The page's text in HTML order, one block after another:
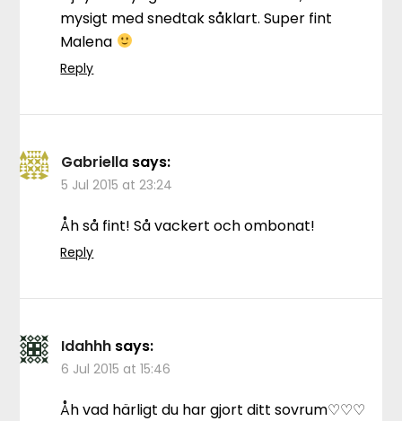
mysigt med snedtak såklart. Super fint
Malena
Reply
Gabriella says:
5 Jul 2015 at 23:24
Åh så fint! Så vackert och ombonat!
Reply
Idahhh says:
6 Jul 2015 at 15:46
Åh vad härligt du har gjort ditt sovrum♡♡♡